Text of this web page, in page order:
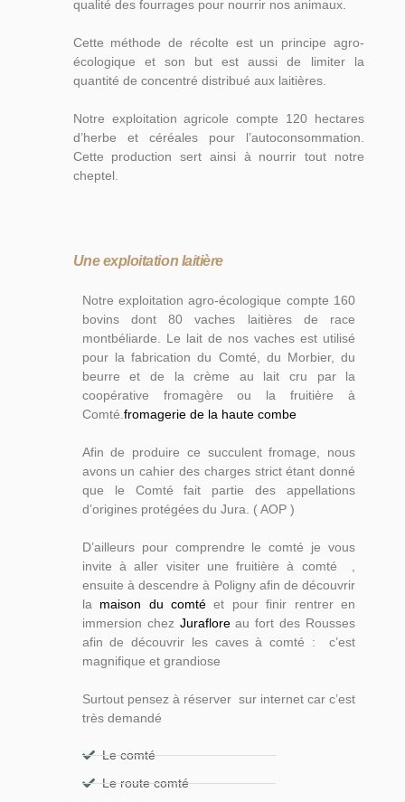
qualité des fourrages pour nourrir nos animaux.
Cette méthode de récolte est un principe agro-
écologique et son but est aussi de limiter la
quantité de concentré distribué aux laitières.
Notre exploitation agricole compte 120 hectares
d’herbe et céréales pour l’autoconsommation.
Cette production sert ainsi à nourrir tout notre
cheptel.
Une exploitation laitière
Notre exploitation agro-écologique compte 160
bovins dont 80 vaches laitières de race
montbéliarde. Le lait de nos vaches est utilisé
pour la fabrication du Comté, du Morbier, du
beurre et de la crème au lait cru par la
coopérative fromagère ou la fruitière à
Comté. fromagerie de la haute combe
Afin de produire ce succulent fromage, nous
avons un cahier des charges strict étant donné
que le Comté fait partie des appellations
d’origines protégées du Jura. ( AOP )
D’ailleurs pour comprendre le comté je vous
invite à aller visiter une fruitière à comté ,
ensuite à descendre à Poligny afin de découvrir
la maison du comtéet pour finir rentrer en
immersion chez Jurafloreau fort des Rousses
afin de découvrir les caves à comté : c’est
magnifique et grandiose
Surtout pensez à réserver sur internet car c’est
très demandé
Le comté
Le route comté